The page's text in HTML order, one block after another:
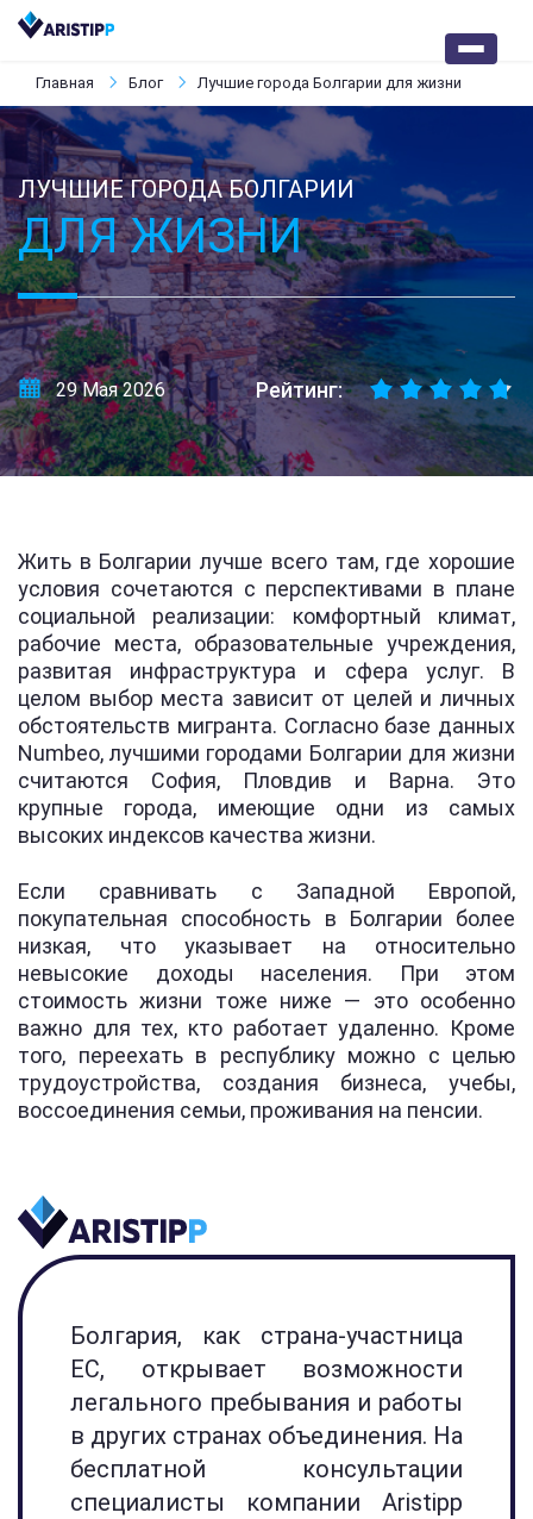
Главная Блог Лучшие города Болгарии для жизни
ЛУЧШИЕ ГОРОДА БОЛГАРИИ
ДЛЯ ЖИЗНИ
29 Мая 2026 Рейтинг:
Жить в Болгарии лучше всего там, где хорошие
условия сочетаются с перспективами в плане
социальной реализации: комфортный климат,
рабочие места, образовательные учреждения,
развитая инфраструктура и сфера услуг. В
целом выбор места зависит от целей и личных
обстоятельств мигранта. Согласно базе данных
Numbeo, лучшими городами Болгарии для жизни
считаются София, Пловдив и Варна. Это
крупные города, имеющие одни из самых
высоких индексов качества жизни.
Если сравнивать с Западной Европой,
покупательная способность в Болгарии более
низкая, что указывает на относительно
невысокие доходы населения. При этом
стоимость жизни тоже ниже — это особенно
важно для тех, кто работает удаленно. Кроме
того, переехать в республику можно с целью
трудоустройства, создания бизнеса, учебы,
воссоединения семьи, проживания на пенсии.
Болгария, как страна-участница
ЕС, открывает возможности
легального пребывания и работы
в других странах объединения. На
бесплатной консультации
специалисты компании Aristipp